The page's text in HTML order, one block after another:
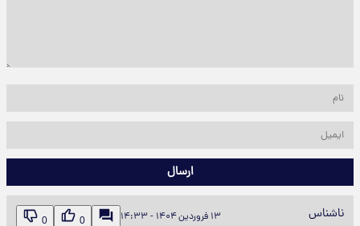
ارسال
ناشناس ۱۳ فروردین ۱۴۰۴ - ۱۴:۳۳ 0
0